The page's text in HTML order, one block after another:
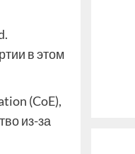
в этом
(CoE),
из-за